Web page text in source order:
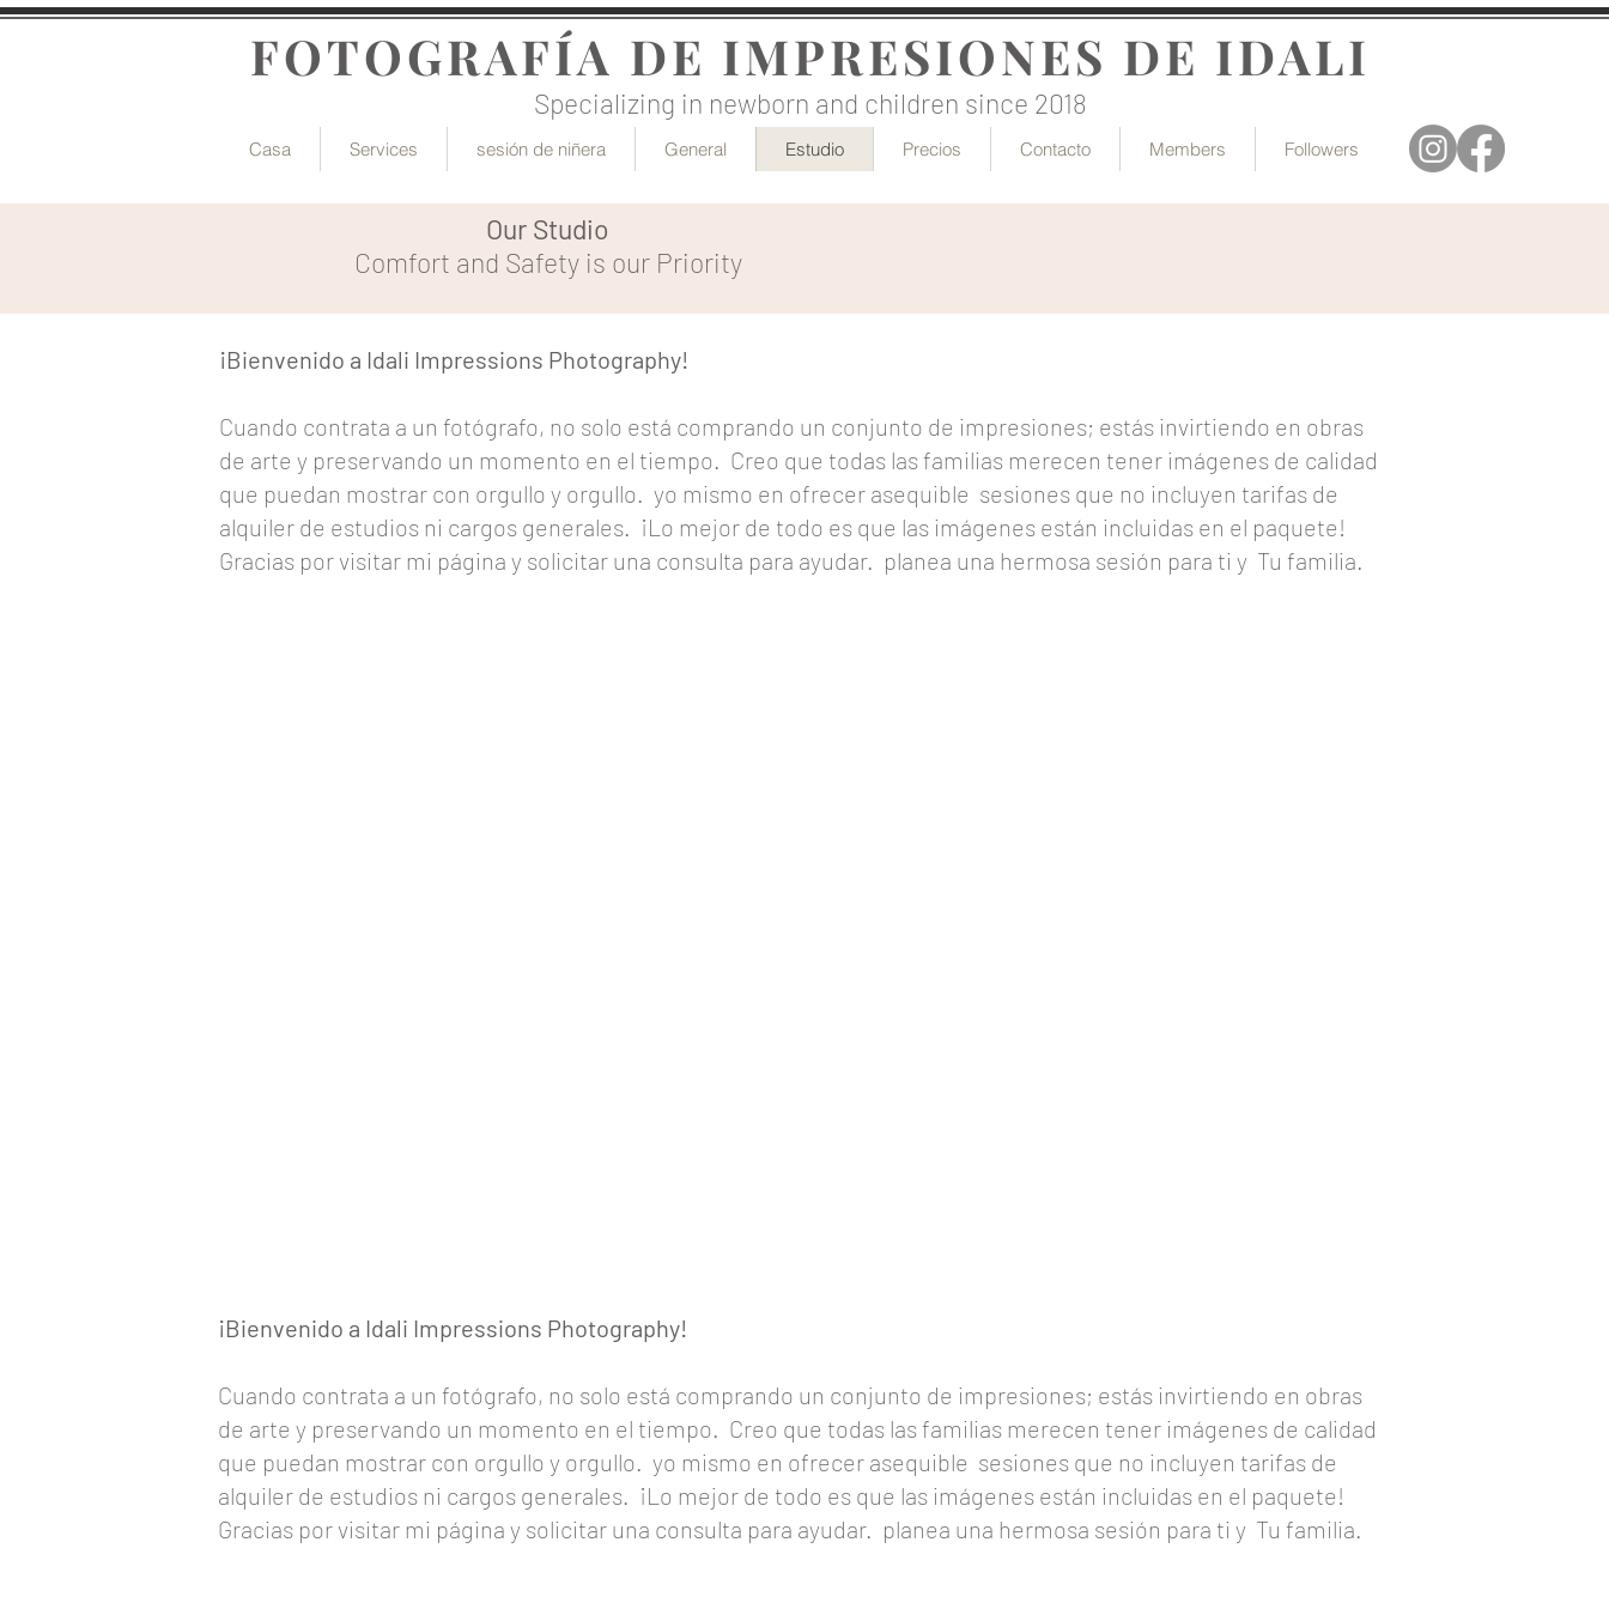
FOTOGRAFÍA DE IMPRESIONES DE IDALI
Casa Services sesión de niñera General Estudio Precios Contacto Members Followers
Specializing in newborn and children since 2018
Our Studio
Comfort and Safety is our Priority
¡Bienvenido a Idali Impressions Photography!
Cuando contrata a un fotógrafo, no solo está comprando un conjunto de impresiones; estás invirtiendo en obras
de arte y preservando un momento en el tiempo. Creo que todas las familias merecen tener imágenes de calidad
que puedan mostrar con orgullo y orgullo. yo mismo en ofrecer asequible sesiones que no incluyen tarifas de
alquiler de estudios ni cargos generales. ¡Lo mejor de todo es que las imágenes están incluidas en el paquete!
Gracias por visitar mi página y solicitar una consulta para ayudar. planea una hermosa sesión para ti y Tu familia.
¡Bienvenido a Idali Impressions Photography!
Cuando contrata a un fotógrafo, no solo está comprando un conjunto de impresiones; estás invirtiendo en obras
de arte y preservando un momento en el tiempo. Creo que todas las familias merecen tener imágenes de calidad
que puedan mostrar con orgullo y orgullo. yo mismo en ofrecer asequible sesiones que no incluyen tarifas de
alquiler de estudios ni cargos generales. ¡Lo mejor de todo es que las imágenes están incluidas en el paquete!
Gracias por visitar mi página y solicitar una consulta para ayudar. planea una hermosa sesión para ti y Tu familia.